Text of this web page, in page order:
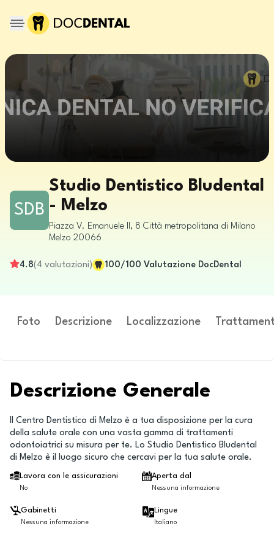
SDB
Studio Dentistico Bludental
- Melzo
Piazza V. Emanuele II, 8 Città metropolitana di Milano
Melzo 20066
4.8( 4 valutazioni) 100/100 Valutazione DocDental
Foto Descrizione Localizzazione
Descrizione Generale
Il Centro Dentistico di Melzo è a tua disposizione per la cura
della salute orale con una vasta gamma di trattamenti
odontoiatrici su misura per te. Lo Studio Dentistico Bludental
di Melzo è il luogo sicuro che cercavi per la tua salute orale.
Lavora con le assicurazioni
No
Aperta dal
Nessuna informazione
Gabinetti
Nessuna informazione
Lingue
Italiano